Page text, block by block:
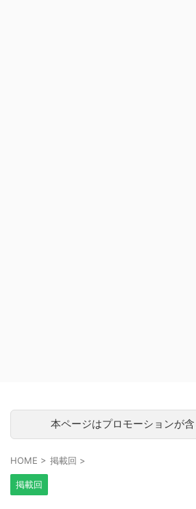
本ページはプロモーションが
HOME > 掲載回 >
掲載回